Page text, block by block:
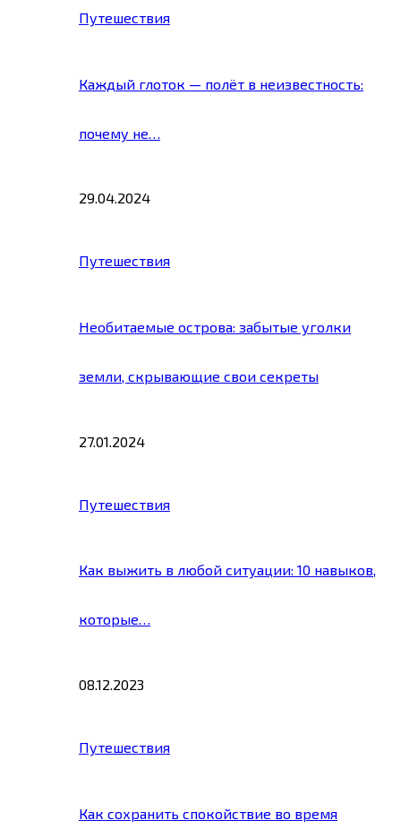
Путешествия
Каждый глоток — полёт в неизвестность:
почему не…
29.04.2024
Путешествия
Необитаемые острова: забытые уголки
земли, скрывающие свои секреты
27.01.2024
Путешествия
Как выжить в любой ситуации: 10 навыков,
которые…
08.12.2023
Путешествия
Как сохранить спокойствие во время